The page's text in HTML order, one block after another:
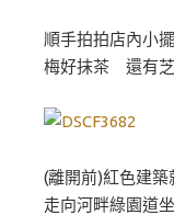
順手拍拍店內小
梅好抹茶 還有
(離開前)紅色建築
走向河畔綠園道